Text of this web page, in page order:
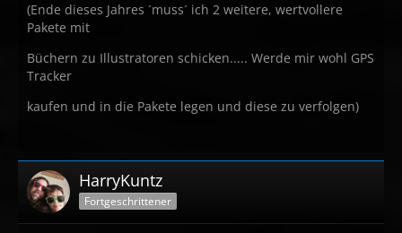
(Ende dieses Jahres ´muss´ ich 2 weitere, wertvollere
Pakete mit
Büchern zu Illustratoren schicken..... Werde mir wohl GPS
Tracker
kaufen und in die Pakete legen und diese zu verfolgen)
HarryKuntz
Fortgeschrittener